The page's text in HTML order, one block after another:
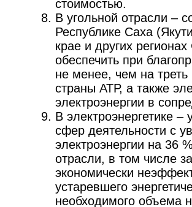
стоимостью.
В угольной отрасли –
Республике Саха
крае и других
обеспечить при
не менее, чем на
страны АТР, а также
электроэнергии в
В электроэнергетике
сфер деятельности с
электроэнергии на 36
отрасли, в том числе
экономически
устаревшего
необходимого объема